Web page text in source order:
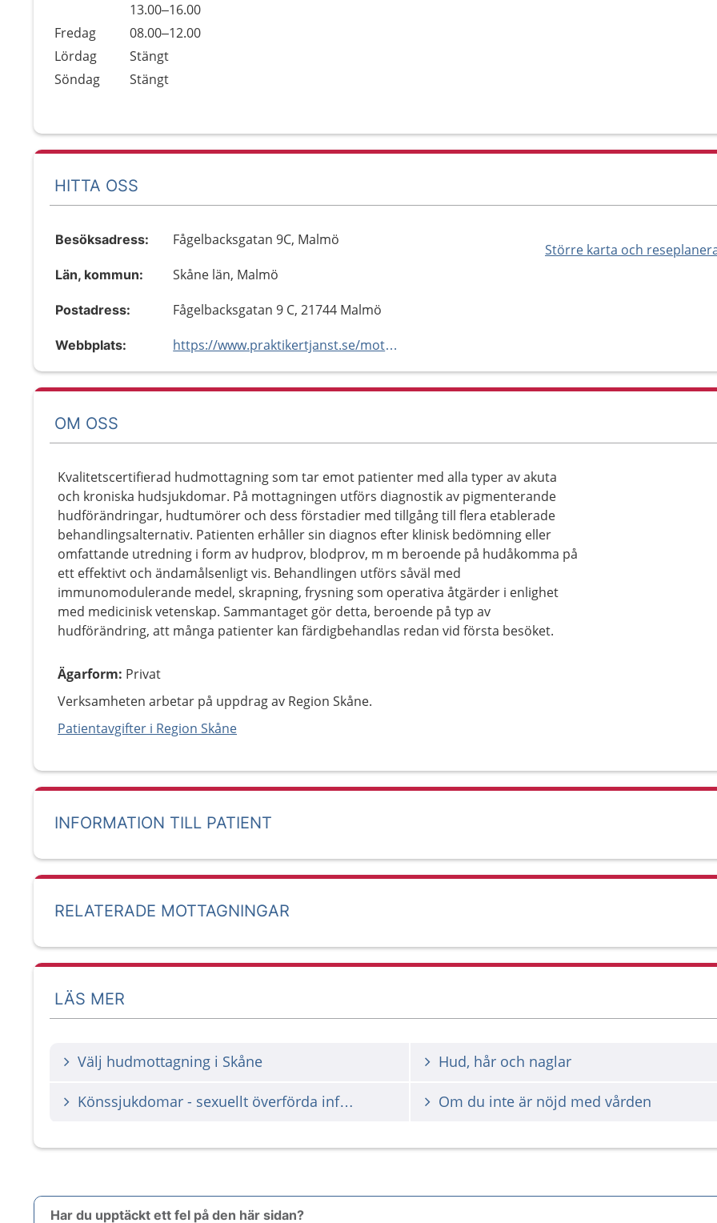
13.00–16.00
Fredag
08.00–12.00
Lördag
Stängt
Söndag
Stängt
HITTA OSS
Större karta och
Besöksadress: Fågelbacksgatan 9C, Malmö
Län, kommun: Skåne län, Malmö
Postadress: Fågelbacksgatan 9 C, 21744 Malmö
Webbplats: https://www.praktikertjanst.se/mottagningar/sk%c3%a5ne-l%c3%a4n/malm%c3%b6/dr-olga-johansson/U0UxNjU1NjA3NzI0MTktMThMUg==
OM OSS
Kvalitetscertifierad hudmottagning som tar emot patienter med alla typer av akuta
och kroniska hudsjukdomar. På mottagningen utförs diagnostik av pigmenterande
hudförändringar, hudtumörer och dess förstadier med tillgång till flera etablerade
behandlingsalternativ. Patienten erhåller sin diagnos efter klinisk bedömning eller
omfattande utredning i form av hudprov, blodprov, m m beroende på hudåkomma på
ett effektivt och ändamålsenligt vis. Behandlingen utförs såväl med
immunomodulerande medel, skrapning, frysning som operativa åtgärder i enlighet
med medicinisk vetenskap. Sammantaget gör detta, beroende på typ av
hudförändring, att många patienter kan färdigbehandlas redan vid första besöket.
Ägarform: Privat
Verksamheten arbetar på uppdrag av Region Skåne.
Patientavgifter i Region Skåne
INFORMATION TILL PATIENT
RELATERADE MOTTAGNINGAR
LÄS MER
Välj hudmottagning i Skåne Hud, hår och naglar
Könssjukdomar - sexuellt överförda infektioner Om du inte är nöjd med vården
Har du upptäckt ett fel på den här sidan?